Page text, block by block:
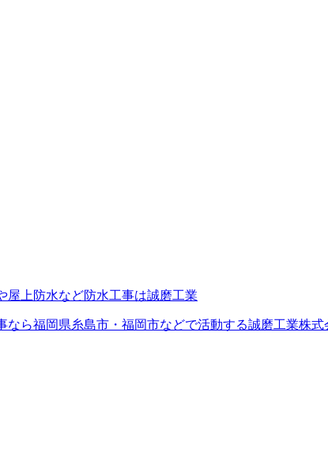
ら福岡県糸島市・福岡市などで活動する誠磨工業株式